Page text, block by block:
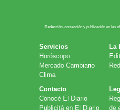
Redacción, corrección y publicación en las
Servicios
Horóscopo
Mercado Cambiario
Clima
La
Contacto
Conocé El Diario
Publicitá en El Diario
de